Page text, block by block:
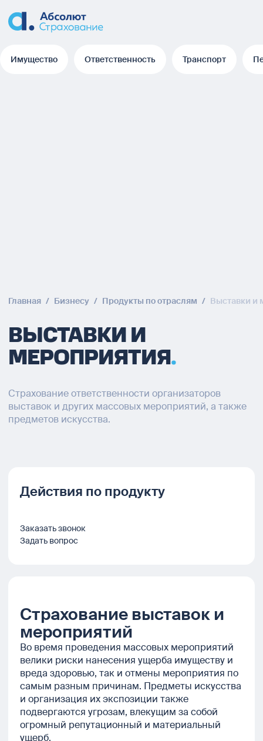
Имущество Ответственность Транспорт
Главная / Бизнесу / Продукты по отраслям / Выставки и
ВЫСТАВКИ И
МЕРОПРИЯТИЯ
Страхование ответственности организаторов
выставок и других массовых мероприятий, а также
предметов искусства.
Действия по продукту
Заказать звонок
Задать вопрос
Страхование выставок и
мероприятий
Во время проведения массовых мероприятий
велики риски нанесения ущерба имуществу и
вреда здоровью, так и отмены мероприятия по
самым разным причинам. Предметы искусства
и организация их экспозиции также
подвергаются угрозам, влекущим за собой
огромный репутационный и материальный
ущерб.